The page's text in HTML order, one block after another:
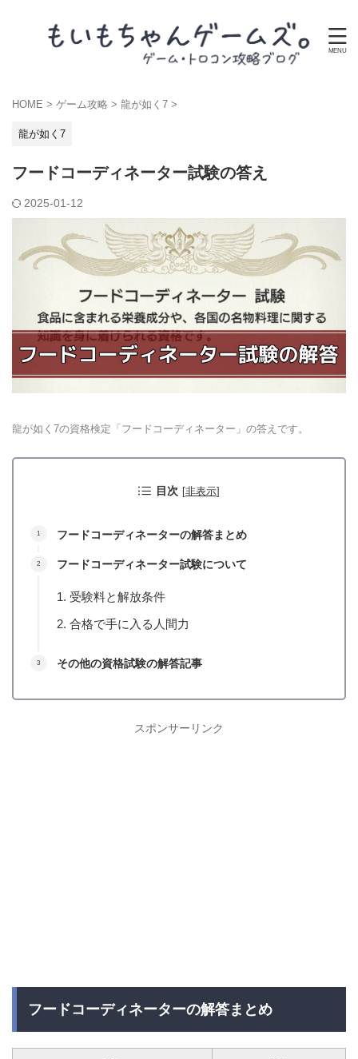
HOME > ゲーム攻略 > 龍が如く7 >
龍が如く7
フードコーディネーター試験の答え
2025-01-12
龍が如く7の資格検定「フードコーディネーター」の答えです。
目次 [非表示]
フードコーディネーターの解答まとめ
フードコーディネーター試験について
受験料と解放条件
合格で手に入る人間力
その他の資格試験の解答記事
スポンサーリンク
フードコーディネーターの解答まとめ